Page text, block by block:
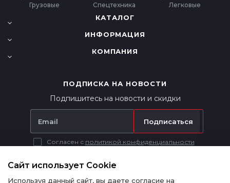
Грузовые Спецтехника Легковые
КАТАЛОГ
ИНФОРМАЦИЯ
КОМПАНИЯ
ПОДПИСКА НА НОВОСТИ
Подпишитесь на новости и скидки
Подписаться
Согласен с политикой конфиденциальности
информационный характер и ни при каких условиях не является
публичной офертой в соответствии с п. 2 ст. 437 ГК РФ.
Сайт использует Cookie
Используя данный сайт, вы даете согласие на